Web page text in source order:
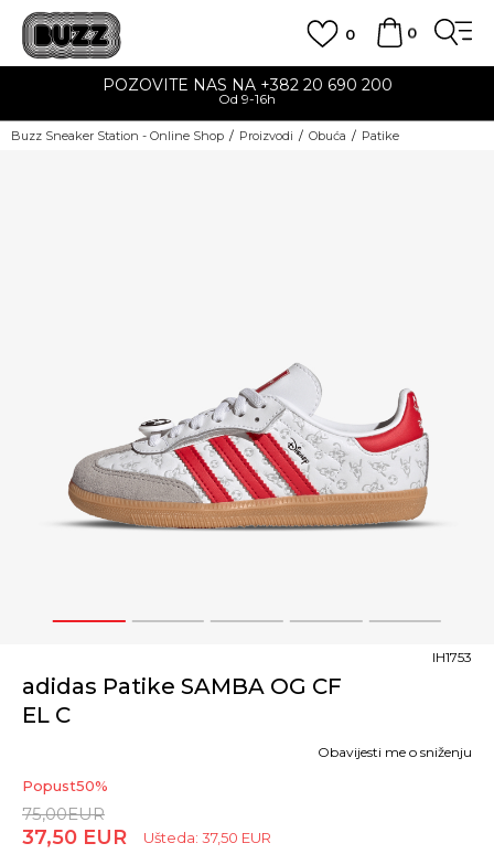
0
0
POZOVITE NAS NA +382 20 690 200
Od 9-16h
Buzz Sneaker Station - Online Shop Proizvodi Obuća Patike
1 2 3 4 5
adidas Patike SAMBA OG CF
EL C
IH1753
Popust50%
75,00EUR
37,50 EUR Ušteda: 37,50 EUR
Obavijesti me o sniženju